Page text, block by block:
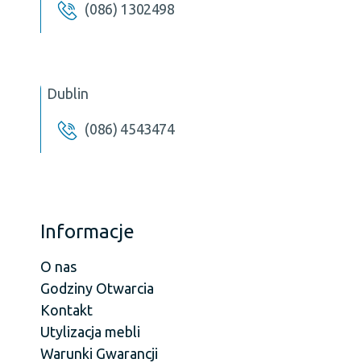
(086) 1302498
Dublin
(086) 4543474
Informacje
O nas
Godziny Otwarcia
Kontakt
Utylizacja mebli
Warunki Gwarancji